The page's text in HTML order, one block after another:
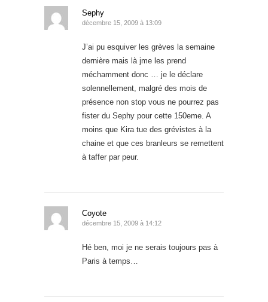
Sephy
décembre 15, 2009 à 13:09
J’ai pu esquiver les grèves la semaine
dernière mais là jme les prend
méchamment donc … je le déclare
solennellement, malgré des mois de
présence non stop vous ne pourrez pas
fister du Sephy pour cette 150eme. A
moins que Kira tue des grévistes à la
chaine et que ces branleurs se remettent
à taffer par peur.
Coyote
décembre 15, 2009 à 14:12
Hé ben, moi je ne serais toujours pas à
Paris à temps…